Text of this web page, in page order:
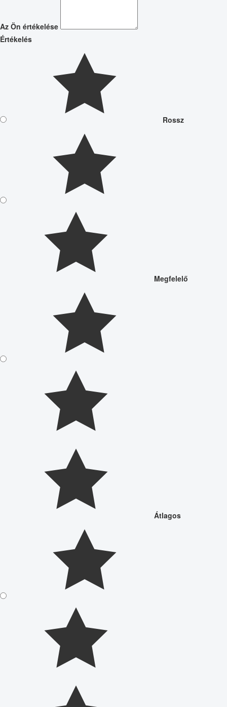
Az Ön értékelése
Értékelés
Rossz
Megfelelő
Átlagos